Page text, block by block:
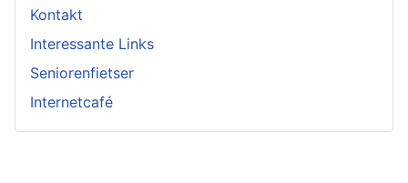
Kontakt
Interessante Links
Seniorenfietser
Internetcafé